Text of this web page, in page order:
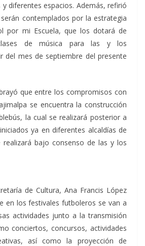
diferentes espacios. Además, refirió
contemplados por la estrategia
por mi Escuela, que los dotará de
de música para las y los
del mes de septiembre del presente
que entre los compromisos con
se encuentra la construcción
la cual se realizará posterior a
ya en diferentes alcaldías de
bajo consenso de las y los
de Cultura, Ana Francis López
en los festivales futboleros se van a
actividades junto a la transmisión
conciertos, concursos, actividades
así como la proyección de